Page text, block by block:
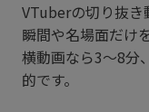
VTuberの切り抜き
瞬間や名場面だけ
横動画なら3〜8分
的です。